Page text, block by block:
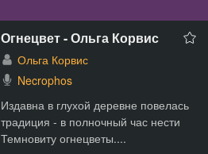
Огнецвет - Ольга Корвис
Ольга Корвис
Necrophos
Издавна в глухой деревне повелась
традиция - в полночный час нести
Темновиту огнецветы....